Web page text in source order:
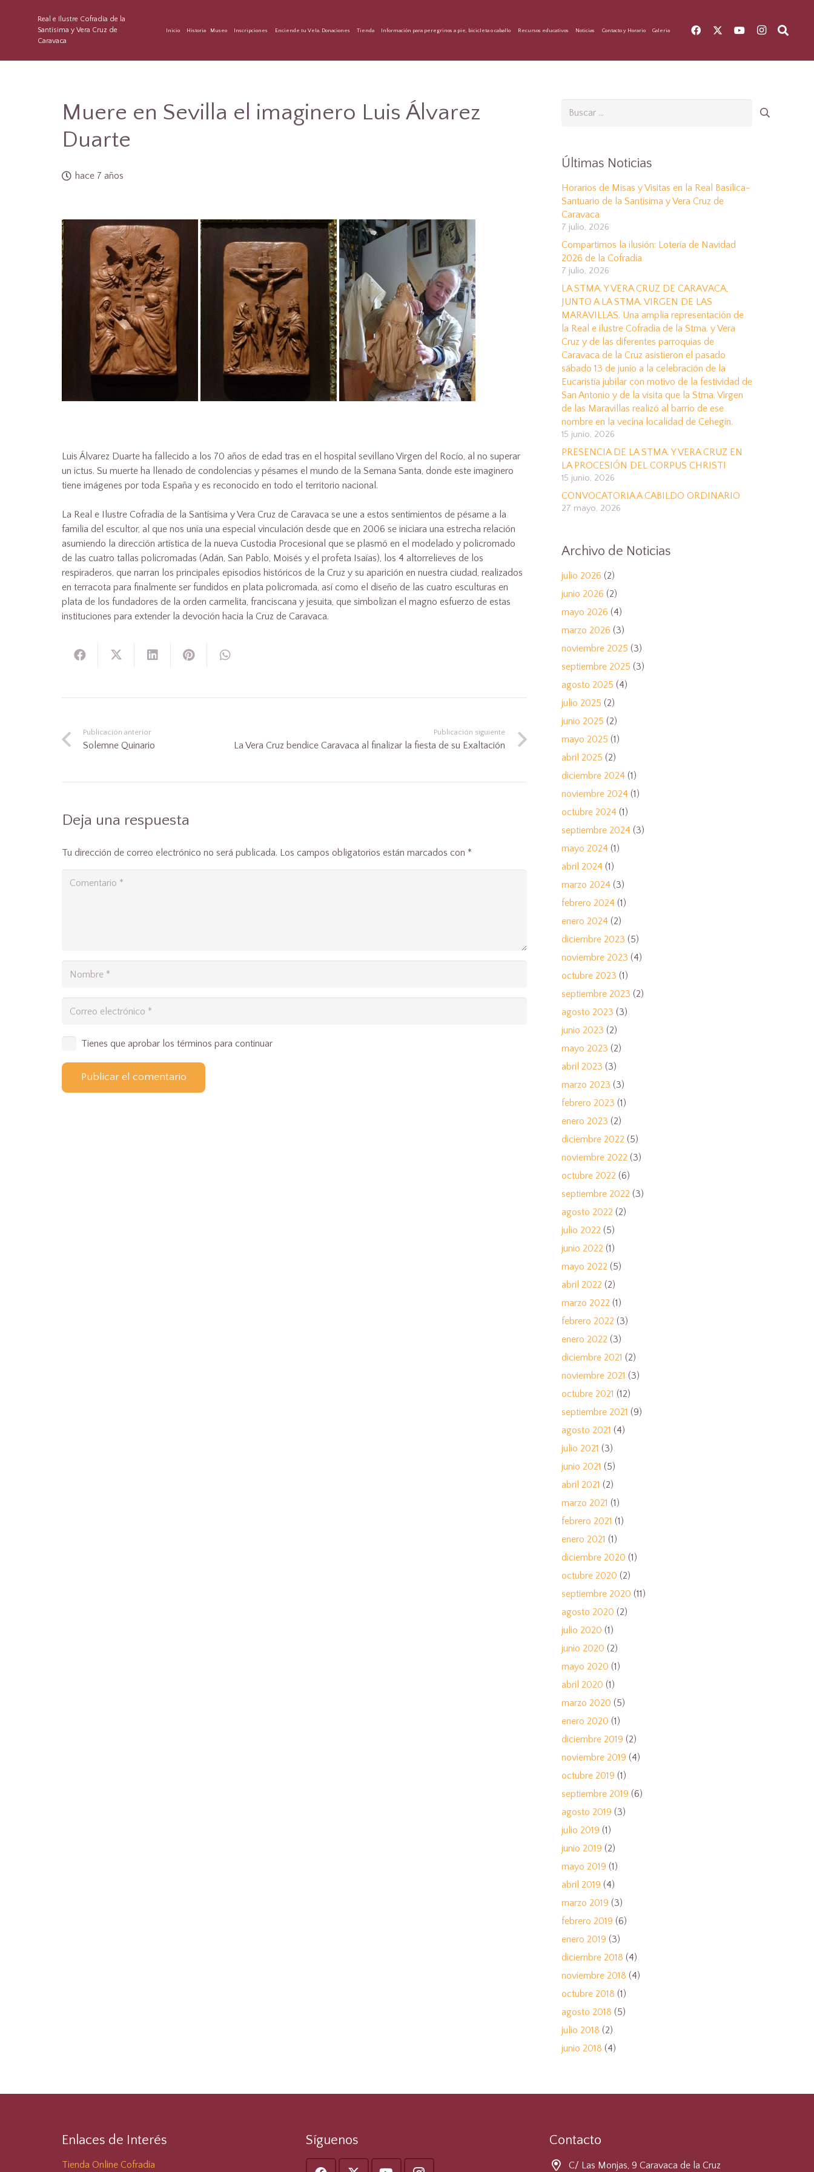
Real e Ilustre Cofradía de la
Santísima y Vera Cruz de
Caravaca
Inicio Historia Museo Inscripciones Enciende tu Vela. Donaciones Tienda Información para peregrinos a pie, bicicleta o caballo Recursos educativos Noticias Contacto y Horario Galeria
Muere en Sevilla el imaginero Luis Álvarez
Duarte
hace 7 años
Luis Álvarez Duarte ha fallecido a los 70 años de edad tras en el hospital sevillano Virgen del Rocío, al no superar
un ictus. Su muerte ha llenado de condolencias y pésames el mundo de la Semana Santa, donde este imaginero
tiene imágenes por toda España y es reconocido en todo el territorio nacional.
La Real e Ilustre Cofradía de la Santísima y Vera Cruz de Caravaca se une a estos sentimientos de pésame a la
familia del escultor, al que nos unía una especial vinculación desde que en 2006 se iniciara una estrecha relación
asumiendo la dirección artística de la nueva Custodia Procesional que se plasmó en el modelado y policromado
de las cuatro tallas policromadas (Adán, San Pablo, Moisés y el profeta Isaías), los 4 altorrelieves de los
respiraderos, que narran los principales episodios históricos de la Cruz y su aparición en nuestra ciudad, realizados
en terracota para finalmente ser fundidos en plata policromada, así como el diseño de las cuatro esculturas en
plata de los fundadores de la orden carmelita, franciscana y jesuita, que simbolizan el magno esfuerzo de estas
instituciones para extender la devoción hacia la Cruz de Caravaca.
Publicación anterior
Solemne Quinario
Publicación siguiente
La Vera Cruz bendice Caravaca al finalizar la fiesta de su Exaltación
Deja una respuesta
Tu dirección de correo electrónico no será publicada. Los campos obligatorios están marcados con *
Tienes que aprobar los términos para continuar
Publicar el comentario
Últimas Noticias
Horarios de Misas y Visitas en la Real Basílica-
Santuario de la Santísima y Vera Cruz de
Caravaca
7 julio, 2026
Compartimos la ilusión: Lotería de Navidad
2026 de la Cofradía
7 julio, 2026
LA STMA. Y VERA CRUZ DE CARAVACA,
JUNTO A LA STMA. VIRGEN DE LAS
MARAVILLAS. Una amplia representación de
la Real e ilustre Cofradia de la Stma. y Vera
Cruz y de las diferentes parroquias de
Caravaca de la Cruz asistieron el pasado
sábado 13 de junio a la celebración de la
Eucaristía jubilar con motivo de la festividad de
San Antonio y de la visita que la Stma. Virgen
de las Maravillas realizó al barrio de ese
nombre en la vecina localidad de Cehegín.
15 junio, 2026
PRESENCIA DE LA STMA. Y VERA CRUZ EN
LA PROCESIÓN DEL CORPUS CHRISTI
15 junio, 2026
CONVOCATORIA A CABILDO ORDINARIO
27 mayo, 2026
Archivo de Noticias
julio 2026 (2)
junio 2026 (2)
mayo 2026 (4)
marzo 2026 (3)
noviembre 2025 (3)
septiembre 2025 (3)
agosto 2025 (4)
julio 2025 (2)
junio 2025 (2)
mayo 2025 (1)
abril 2025 (2)
diciembre 2024 (1)
noviembre 2024 (1)
octubre 2024 (1)
septiembre 2024 (3)
mayo 2024 (1)
abril 2024 (1)
marzo 2024 (3)
febrero 2024 (1)
enero 2024 (2)
diciembre 2023 (5)
noviembre 2023 (4)
octubre 2023 (1)
septiembre 2023 (2)
agosto 2023 (3)
junio 2023 (2)
mayo 2023 (2)
abril 2023 (3)
marzo 2023 (3)
febrero 2023 (1)
enero 2023 (2)
diciembre 2022 (5)
noviembre 2022 (3)
octubre 2022 (6)
septiembre 2022 (3)
agosto 2022 (2)
julio 2022 (5)
junio 2022 (1)
mayo 2022 (5)
abril 2022 (2)
marzo 2022 (1)
febrero 2022 (3)
enero 2022 (3)
diciembre 2021 (2)
noviembre 2021 (3)
octubre 2021 (12)
septiembre 2021 (9)
agosto 2021 (4)
julio 2021 (3)
junio 2021 (5)
abril 2021 (2)
marzo 2021 (1)
febrero 2021 (1)
enero 2021 (1)
diciembre 2020 (1)
octubre 2020 (2)
septiembre 2020 (11)
agosto 2020 (2)
julio 2020 (1)
junio 2020 (2)
mayo 2020 (1)
abril 2020 (1)
marzo 2020 (5)
enero 2020 (1)
diciembre 2019 (2)
noviembre 2019 (4)
octubre 2019 (1)
septiembre 2019 (6)
agosto 2019 (3)
julio 2019 (1)
junio 2019 (2)
mayo 2019 (1)
abril 2019 (4)
marzo 2019 (3)
febrero 2019 (6)
enero 2019 (3)
diciembre 2018 (4)
noviembre 2018 (4)
octubre 2018 (1)
agosto 2018 (5)
julio 2018 (2)
junio 2018 (4)
Enlaces de Interés
Tienda Online Cofradía
Síguenos Contacto
C/ Las Monjas, 9 Caravaca de la Cruz